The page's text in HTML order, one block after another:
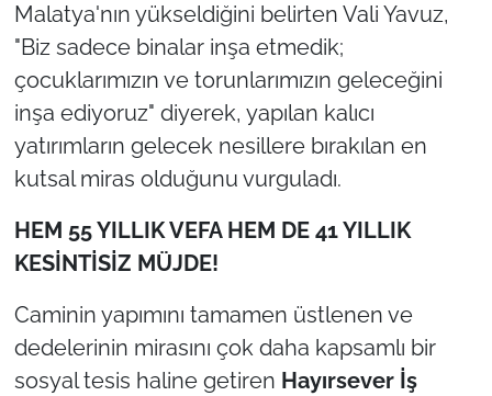
Malatya'nın yükseldiğini belirten Vali Yavuz,
"Biz sadece binalar inşa etmedik;
çocuklarımızın ve torunlarımızın geleceğini
inşa ediyoruz" diyerek, yapılan kalıcı
yatırımların gelecek nesillere bırakılan en
kutsal miras olduğunu vurguladı.
HEM 55 YILLIK VEFA HEM DE 41 YILLIK
KESİNTİSİZ MÜJDE!
Caminin yapımını tamamen üstlenen ve
dedelerinin mirasını çok daha kapsamlı bir
sosyal tesis haline getiren Hayırsever İş